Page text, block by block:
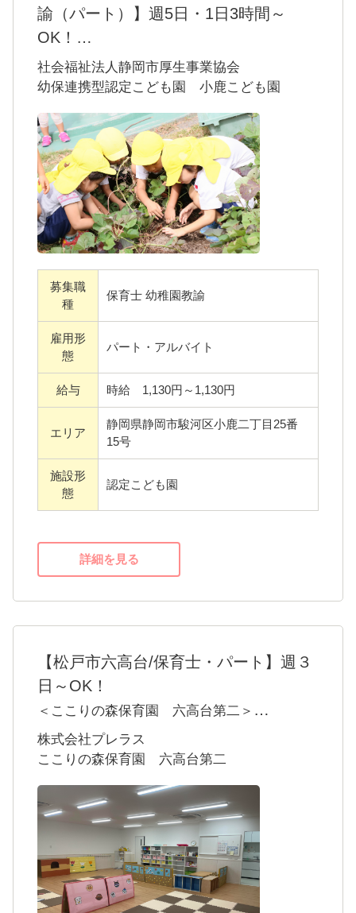
諭（パート）】週5日・1日3時間～
OK！
当園は定員159名、0歳～5歳を預かる幼保連携
型こども園です。
広い芝生の園庭では子供たちが思いっきり体
を動かし、自然に親しみ心豊かに過ごしてい
ます。
隣接する「ケアハウス白寿荘」にクラス高齢
者の方や、地域の方との交流も大切にしてい
ます。
社会福祉法人静岡市厚生事業協会
幼保連携型認定こども園 小鹿こども園
募集職
種
保育士 幼稚園教諭
雇用形
態
パート・アルバイト
給与 時給 1,130円～1,130円
エリア
静岡県静岡市駿河区小鹿二丁目25番
15号
施設形
態
認定こども園
詳細を見る
【松戸市六高台/保育士・パート】週３
日～OK！
＜ここりの森保育園 六高台第二＞
当園は松戸市にある小規模認可保育園です。
一人ひとりの子どもたちの個性や感情を尊重
し、子どもたちが自由に自分らしさを表現で
きるような場となるよう、保育士全員で一生
懸命サポートています。
子育て中の女性が幅広く活躍しています！
経験や年齢は問いません。未経験の方はしっ
かりフォローしますし、経験者の方はぜひ経
株式会社プレラス
ここりの森保育園 六高台第二